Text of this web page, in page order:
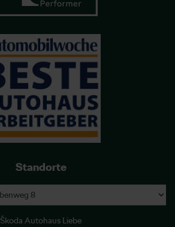
Standorte
Škoda Autohaus Liebe